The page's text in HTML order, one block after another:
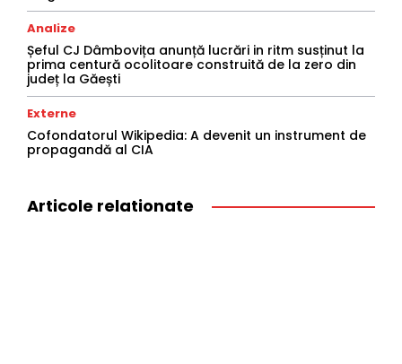
Analize
Șeful CJ Dâmbovița anunță lucrări in ritm susținut la
prima centură ocolitoare construită de la zero din
județ la Găești
Externe
Cofondatorul Wikipedia: A devenit un instrument de
propagandă al CIA
Articole relationate